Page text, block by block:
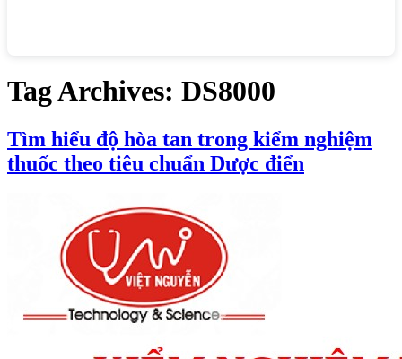
Tag Archives: DS8000
Tìm hiểu độ hòa tan trong kiểm nghiệm
thuốc theo tiêu chuẩn Dược điển